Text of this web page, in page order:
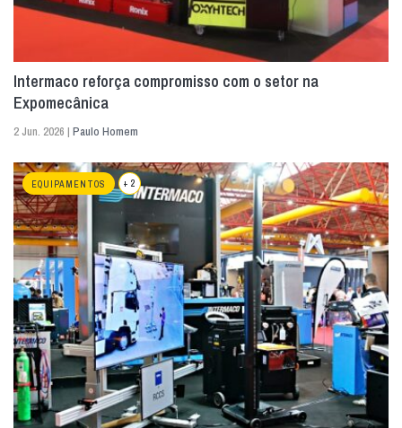
Intermaco reforça compromisso com o setor na
Expomecânica
2 Jun. 2026 | Paulo Homem
EQUIPAMENTOS + 2